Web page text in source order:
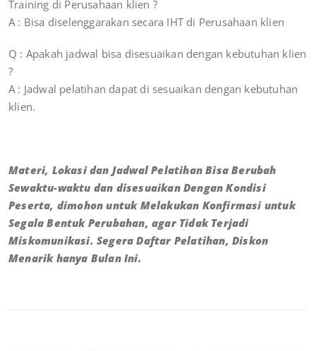
Training di Perusahaan klien ?
A : Bisa diselenggarakan secara IHT di Perusahaan klien
Q : Apakah jadwal bisa disesuaikan dengan kebutuhan klien
?
A : Jadwal pelatihan dapat di sesuaikan dengan kebutuhan
klien.
Materi, Lokasi dan Jadwal Pelatihan Bisa Berubah
Sewaktu-waktu dan disesuaikan Dengan Kondisi
Peserta, dimohon untuk Melakukan Konfirmasi untuk
Segala Bentuk Perubahan, agar Tidak Terjadi
Miskomunikasi. Segera Daftar Pelatihan, Diskon
Menarik hanya Bulan Ini.